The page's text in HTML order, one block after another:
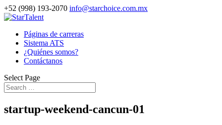
+52 (998) 193-2070 info@starchoice.com.mx
Páginas de carreras
Sistema ATS
¿Quiénes somos?
Contáctanos
Select Page
startup-weekend-cancun-01